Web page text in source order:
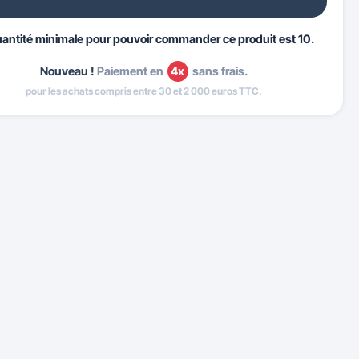
minimale pour pouvoir commander ce produit est 10.
Nouveau ! Paiement en 4x sans frais.
pour les achats compris entre 30 et 2 000 euros TTC.